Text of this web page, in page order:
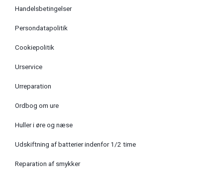
Handelsbetingelser
Persondatapolitik
Cookiepolitik
Urservice
Urreparation
Ordbog om ure
Huller i øre og næse
Udskiftning af batterier indenfor 1/2 time
Reparation af smykker